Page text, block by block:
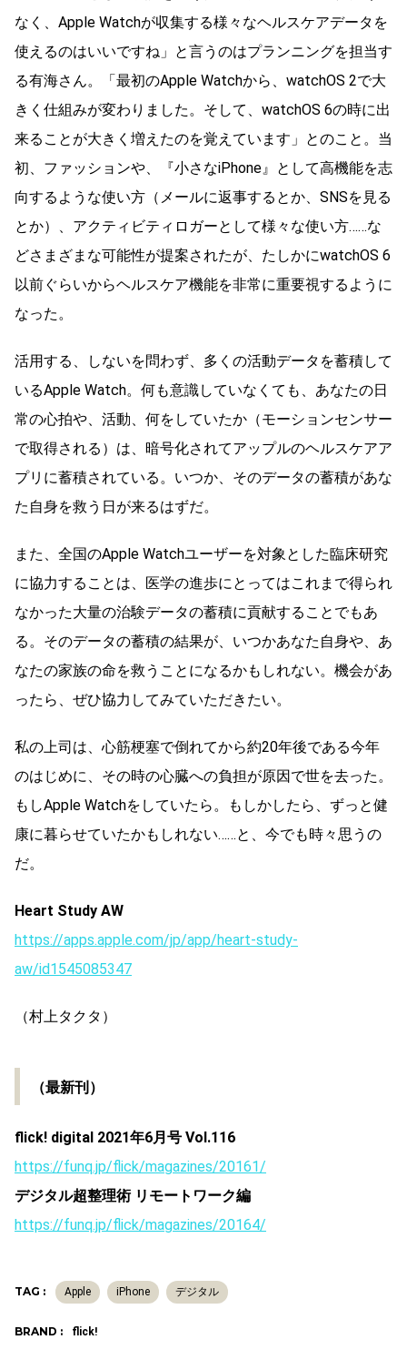
なく、Apple Watchが収集する様々なヘルスケアデータを
使えるのはいいですね」と言うのはプランニングを担当す
る有海さん。「最初のApple Watchから、watchOS 2で大
きく仕組みが変わりました。そして、watchOS 6の時に出
来ることが大きく増えたのを覚えています」とのこと。当
初、ファッションや、『小さなiPhone』として高機能を志
向するような使い方（メールに返事するとか、SNSを見る
とか）、アクティビティロガーとして様々な使い方……な
どさまざまな可能性が提案されたが、たしかにwatchOS 6
以前ぐらいからヘルスケア機能を非常に重要視するように
なった。
活用する、しないを問わず、多くの活動データを蓄積して
いるApple Watch。何も意識していなくても、あなたの日
常の心拍や、活動、何をしていたか（モーションセンサー
で取得される）は、暗号化されてアップルのヘルスケアア
プリに蓄積されている。いつか、そのデータの蓄積があな
た自身を救う日が来るはずだ。
また、全国のApple Watchユーザーを対象とした臨床研究
に協力することは、医学の進歩にとってはこれまで得られ
なかった大量の治験データの蓄積に貢献することでもあ
る。そのデータの蓄積の結果が、いつかあなた自身や、あ
なたの家族の命を救うことになるかもしれない。機会があ
ったら、ぜひ協力してみていただきたい。
私の上司は、心筋梗塞で倒れてから約20年後である今年
のはじめに、その時の心臓への負担が原因で世を去った。
もしApple Watchをしていたら。もしかしたら、ずっと健
康に暮らせていたかもしれない……と、今でも時々思うの
だ。
Heart Study AW
https://apps.apple.com/jp/app/heart-study-
aw/id1545085347
（村上タクタ）
（最新刊）
flick! digital 2021年6月号 Vol.116
https://funq.jp/flick/magazines/20161/
デジタル超整理術 リモートワーク編
https://funq.jp/flick/magazines/20164/
TAG : Apple iPhone デジタル
BRAND : flick!